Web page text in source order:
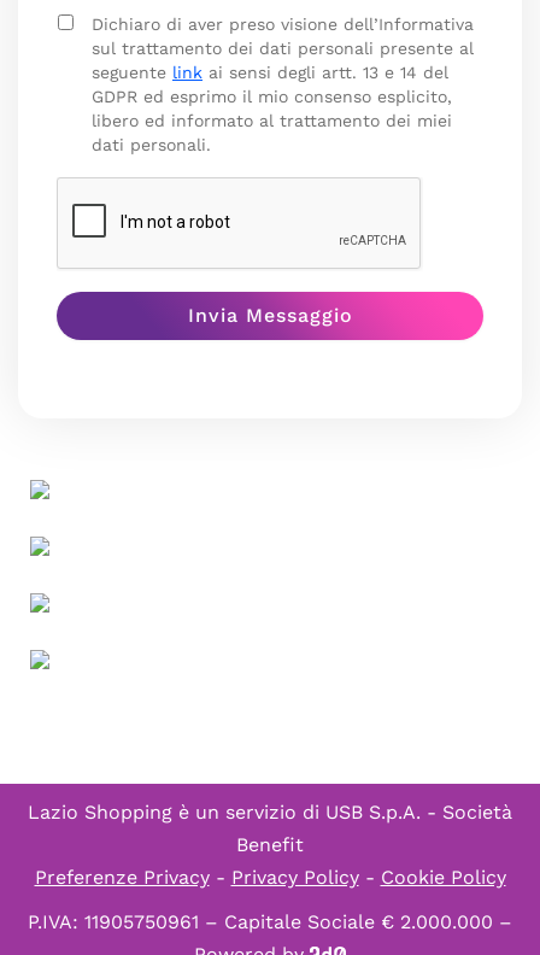
Dichiaro di aver preso visione dell’Informativa
sul trattamento dei dati personali presente al
seguente link ai sensi degli artt. 13 e 14 del
GDPR ed esprimo il mio consenso esplicito,
libero ed informato al trattamento dei miei
dati personali.
Lazio Shopping è un servizio di USB S.p.A. - Società
Benefit
Preferenze Privacy- Privacy Policy- Cookie Policy
P.IVA: 11905750961 – Capitale Sociale € 2.000.000 –